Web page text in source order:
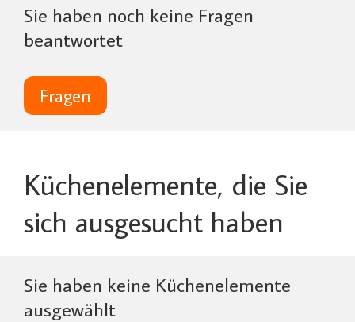
Sie haben noch keine Fragen
beantwortet
Fragen
Küchenelemente, die Sie
sich ausgesucht haben
Sie haben keine Küchenelemente
ausgewählt